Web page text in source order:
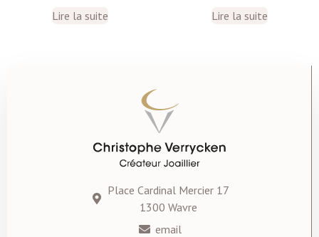
Lire la suite Lire la suite
Place Cardinal Mercier 17
1300 Wavre
email